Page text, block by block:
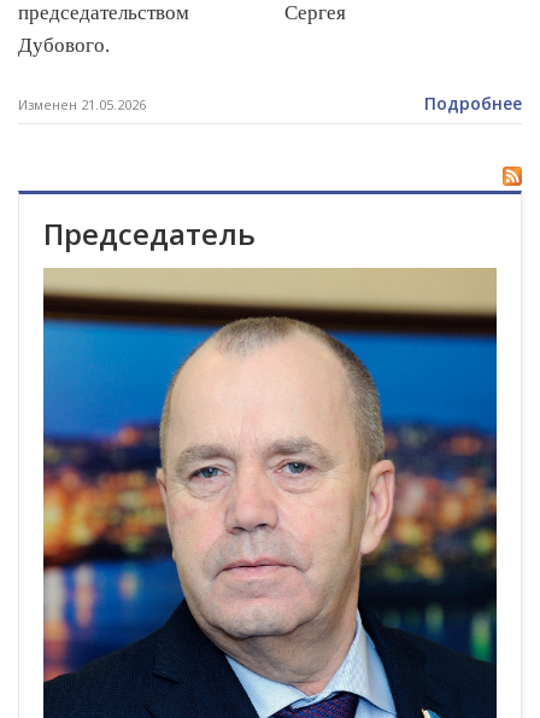
председательством Сергея
Дубового.
Изменен 21.05.2026 Подробнее
Председатель